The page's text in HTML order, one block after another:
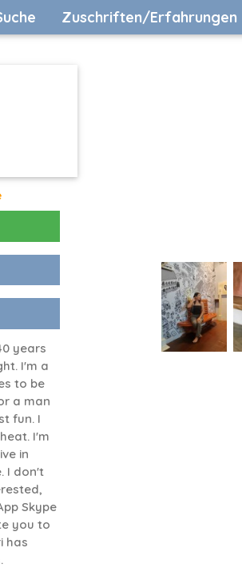
Zuschriften/Erfahrungen
years
I'm a
to be
a man
fun. I
I'm
in
I don't
Skype
you to
has